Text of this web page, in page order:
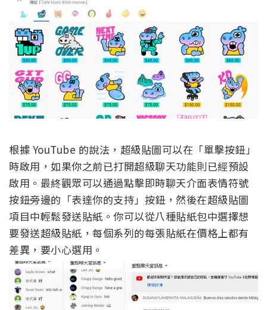
根據 YouTube 的說法，超級貼圖可以在「單擊按鈕」
時啟用，如果你之前已打開超級聊天功能則已經預設
啟用。最終觀眾可以通過點擊即時聊天介面表情符號
按鈕旁邊的「表達你的支持」按鈕，然後在超級貼圖
項目中輕鬆發送貼紙。你可以從八種貼紙包中選擇想
要發送超級貼紙，每個系列的每張貼紙在價格上都有
差異，要小心選用。